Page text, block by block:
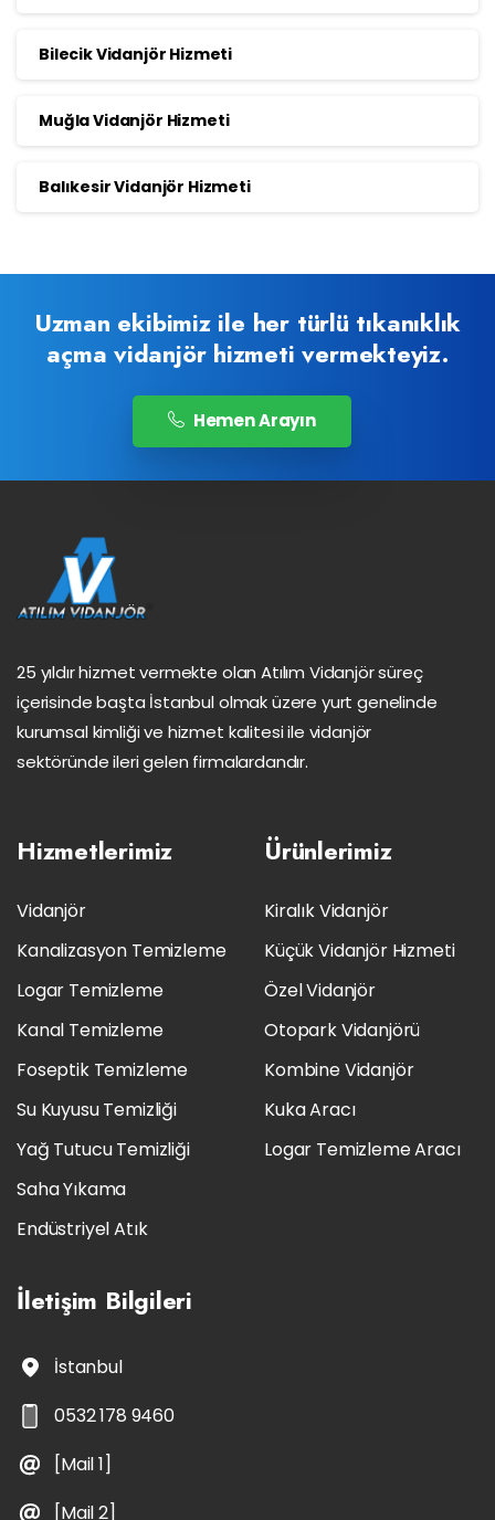
Bilecik Vidanjör Hizmeti
Muğla Vidanjör Hizmeti
Balıkesir Vidanjör Hizmeti
Uzman ekibimiz ile her türlü tıkanıklık
açma vidanjör hizmeti vermekteyiz.
Hemen Arayın
25 yıldır hizmet vermekte olan Atılım Vidanjör süreç
içerisinde başta İstanbul olmak üzere yurt genelinde
kurumsal kimliği ve hizmet kalitesi ile vidanjör
sektöründe ileri gelen firmalardandır.
Hizmetlerimiz
Vidanjör
Kanalizasyon Temizleme
Logar Temizleme
Kanal Temizleme
Foseptik Temizleme
Su Kuyusu Temizliği
Yağ Tutucu Temizliği
Saha Yıkama
Endüstriyel Atık
Ürünlerimiz
Kiralık Vidanjör
Küçük Vidanjör Hizmeti
Özel Vidanjör
Otopark Vidanjörü
Kombine Vidanjör
Kuka Aracı
Logar Temizleme Aracı
İletişim Bilgileri
İstanbul
0532 178 9460
[Mail 1]
[Mail 2]